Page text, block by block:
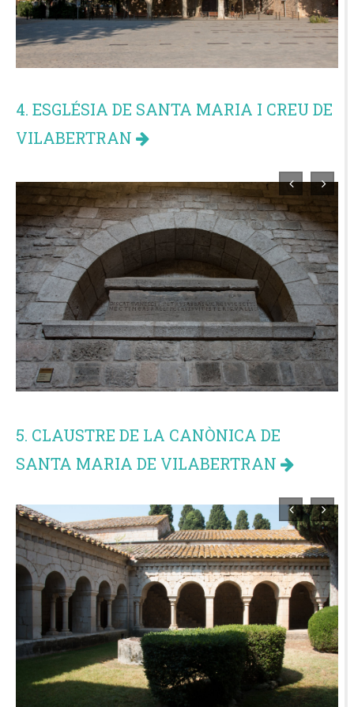
4. ESGLÉSIA DE SANTA MARIA I CREU DE
VILABERTRAN
5. CLAUSTRE DE LA CANÒNICA DE
SANTA MARIA DE VILABERTRAN